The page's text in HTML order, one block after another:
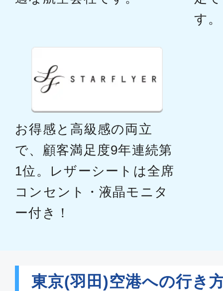
す。
お得感と高級感の両立
で、顧客満足度9年連続第
1位。レザーシートは全席
コンセント・液晶モニタ
ー付き！
東京(羽田)空港への行き